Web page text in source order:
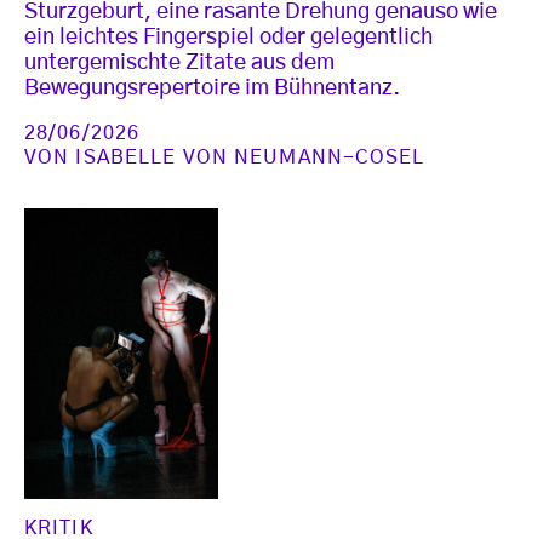
Sturzgeburt, eine rasante Drehung genauso wie
ein leichtes Fingerspiel oder gelegentlich
untergemischte Zitate aus dem
Bewegungsrepertoire im Bühnentanz.
28/06/2026
VON
ISABELLE VON NEUMANN-COSEL
KRITIK